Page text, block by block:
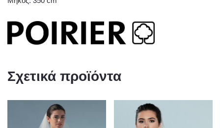
Σχετικά προϊόντα